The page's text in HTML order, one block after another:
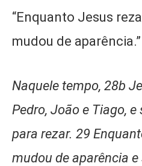
“Enquanto Jesus
mudou de aparência.”
Naquele tempo, 28b
Pedro, João e Tiago,
para rezar. 29
mudou de aparência